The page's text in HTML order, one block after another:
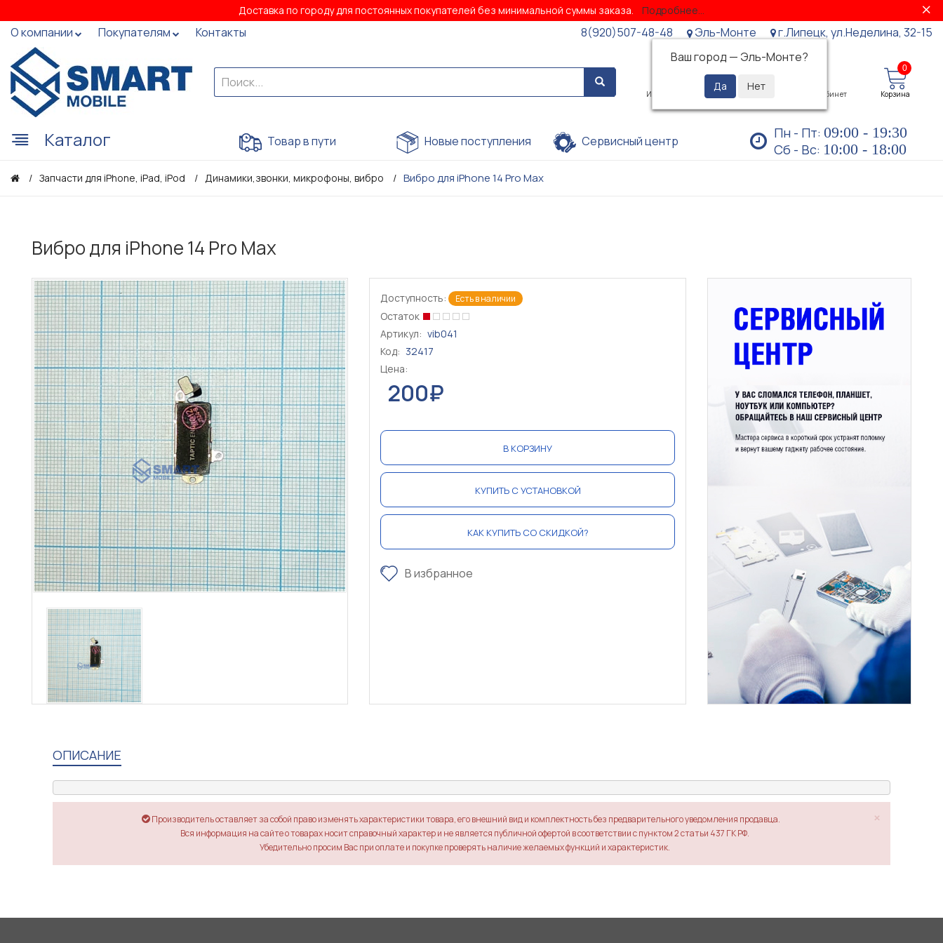
Доставка по городу для постоянных покупателей без минимальной суммы заказа. Подробнее...
О компании Покупателям Контакты 8(920)507-48-48
Эль-Монте
Ваш город — Эль-Монте?
г.Липецк, ул.Неделина, 32-15
Избранное Просмотренные Личный кабинет
0
Корзина
Каталог Товар в пути Новые поступления Сервисный центр Пн - Пт: 09:00 - 19:30
Сб - Вс: 10:00 - 18:00
Запчасти для iPhone, iPad, iPod Динамики,звонки, микрофоны, вибро Вибро для iPhone 14 Pro Max
Вибро для iPhone 14 Pro Max
Доступность: Есть в наличии
Остаток
Артикул: vib041
Код: 32417
Цена:
200₽
В КОРЗИНУ
КУПИТЬ С УСТАНОВКОЙ
КАК КУПИТЬ СО СКИДКОЙ?
В избранное
ОПИСАНИЕ
×
Производитель оставляет за собой право изменять характеристики товара, его внешний вид и комплектность без предварительного уведомления продавца.
Вся информация на сайте о товарах носит справочный характер и не является публичной офертой в соответствии с пунктом 2 статьи 437 ГК РФ.
Убедительно просим Вас при оплате и покупке проверять наличие желаемых функций и характеристик.